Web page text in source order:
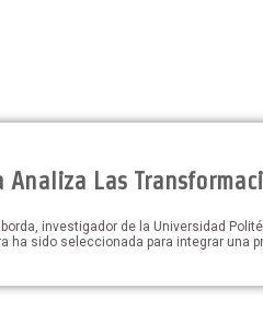
Analiza Las
investigador de la Universidad
ha sido seleccionada para integrar